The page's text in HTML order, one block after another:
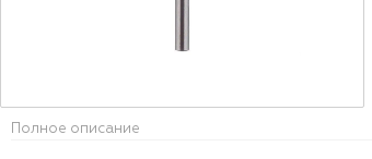
Полное описание